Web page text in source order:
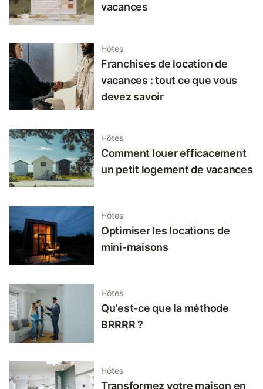
vacances
Hôtes
Franchises de location de
vacances : tout ce que vous
devez savoir
Hôtes
Comment louer efficacement
un petit logement de vacances
Hôtes
Optimiser les locations de
mini-maisons
Hôtes
Qu'est-ce que la méthode
BRRRR ?
Hôtes
Transformez votre maison en